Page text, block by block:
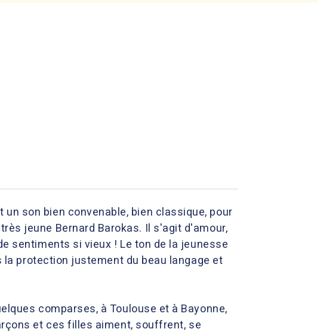
son bien convenable, bien classique, pour
jeune Bernard Barokas. Il s'agit d'amour,
sentiments si vieux ! Le ton de la jeunesse
protection justement du beau langage et
comparses, à Toulouse et à Bayonne,
et ces filles aiment, souffrent, se